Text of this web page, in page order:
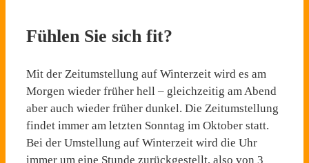
Fühlen Sie sich fit?
Mit der Zeitumstellung auf Winterzeit wird es am
Morgen wieder früher hell – gleichzeitig am Abend
aber auch wieder früher dunkel. Die Zeitumstellung
findet immer am letzten Sonntag im Oktober statt.
Bei der Umstellung auf Winterzeit wird die Uhr
immer um eine Stunde zurückgestellt, also von 3